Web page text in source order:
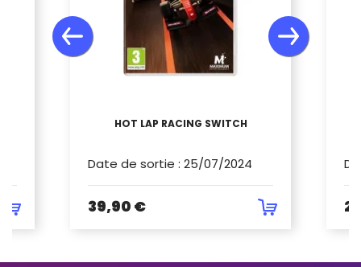
HOT LAP RACING SWITCH
Date de sortie : 25/07/2024
39,90 €